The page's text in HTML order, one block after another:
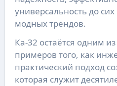
универсальность до
модных трендов.
Ка-32 остаётся одним
примеров того, как
практический подход
которая служит